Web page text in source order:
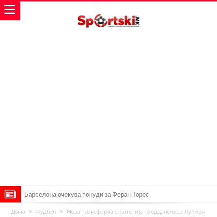
Барселона очекува понуди за Феран Торес
Винисиус ги избриша сите објави на Инстаграм откако Реал му
Дома Фудбал
Нова трансферна стратегија го оддалечува Лукман